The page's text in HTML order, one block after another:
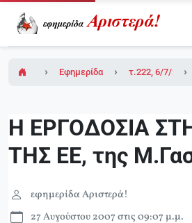
Εφημερίδα Αριστερά!τ.222, 6/7/2007
Η ΕΡΓΟΔΟΣΙΑ
ΤΗΣ ΕΕ, της
εφημερίδα Αριστερά!
27 Αυγούστου 2007 στις 09:07 μ.μ.